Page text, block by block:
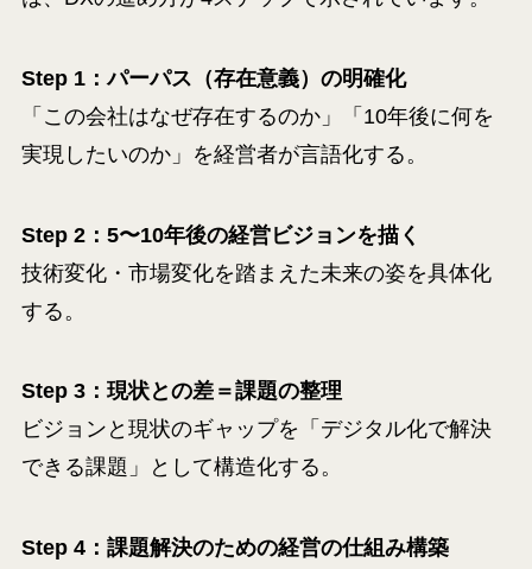
Step 1：パーパス（存在意義）の明確化
「この会社はなぜ存在するのか」「10年後に何を
実現したいのか」を経営者が言語化する。
Step 2：5〜10年後の経営ビジョンを描く
技術変化・市場変化を踏まえた未来の姿を具体化
する。
Step 3：現状との差＝課題の整理
ビジョンと現状のギャップを「デジタル化で解決
できる課題」として構造化する。
Step 4：課題解決のための経営の仕組み構築